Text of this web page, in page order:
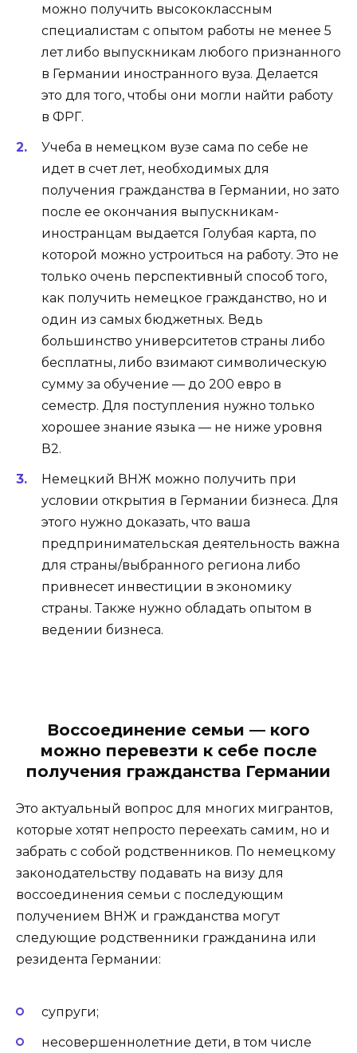
можно получить высококлассным
специалистам с опытом работы не менее 5
лет либо выпускникам любого признанного
в Германии иностранного вуза. Делается
это для того, чтобы они могли найти работу
в ФРГ.
Учеба в немецком вузе сама по себе не
идет в счет лет, необходимых для
получения гражданства в Германии, но зато
после ее окончания выпускникам-
иностранцам выдается Голубая карта, по
которой можно устроиться на работу. Это не
только очень перспективный способ того,
как получить немецкое гражданство, но и
один из самых бюджетных. Ведь
большинство университетов страны либо
бесплатны, либо взимают символическую
сумму за обучение — до 200 евро в
семестр. Для поступления нужно только
хорошее знание языка — не ниже уровня
В2.
Немецкий ВНЖ можно получить при
условии открытия в Германии бизнеса. Для
этого нужно доказать, что ваша
предпринимательская деятельность важна
для страны/выбранного региона либо
привнесет инвестиции в экономику
страны. Также нужно обладать опытом в
ведении бизнеса.
Воссоединение семьи — кого
можно перевезти к себе после
получения гражданства Германии
Это актуальный вопрос для многих мигрантов,
которые хотят непросто переехать самим, но и
забрать с собой родственников. По немецкому
законодательству подавать на визу для
воссоединения семьи с последующим
получением ВНЖ и гражданства могут
следующие родственники гражданина или
резидента Германии:
супруги;
несовершеннолетние дети, в том числе